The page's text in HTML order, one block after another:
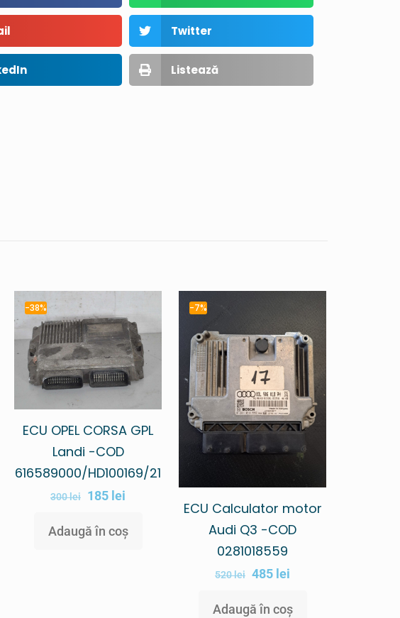
Twitter
Listează
-38%
ECU OPEL CORSA GPL
Landi -COD
616589000/HD100169/21
300lei 185 lei
Adaugă în coș
-7%
ECU Calculator motor
Audi Q3 -COD
0281018559
520lei 485 lei
Adaugă în coș